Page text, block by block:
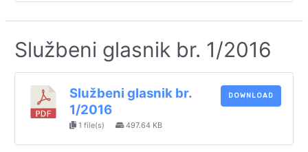
Službeni glasnik br. 1/2016
Službeni glasnik br.
1/2016
1 file(s) 497.64 KB
DOWNLOAD